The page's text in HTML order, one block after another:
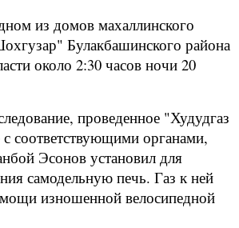
из домов махаллинского
Булакбашинского района
около 2:30 часов ночи 20
проведенное "Худудгаз
соответствующими органами,
Эсонов установил для
самодельную печь. Газ к ней
изношенной велосипедной